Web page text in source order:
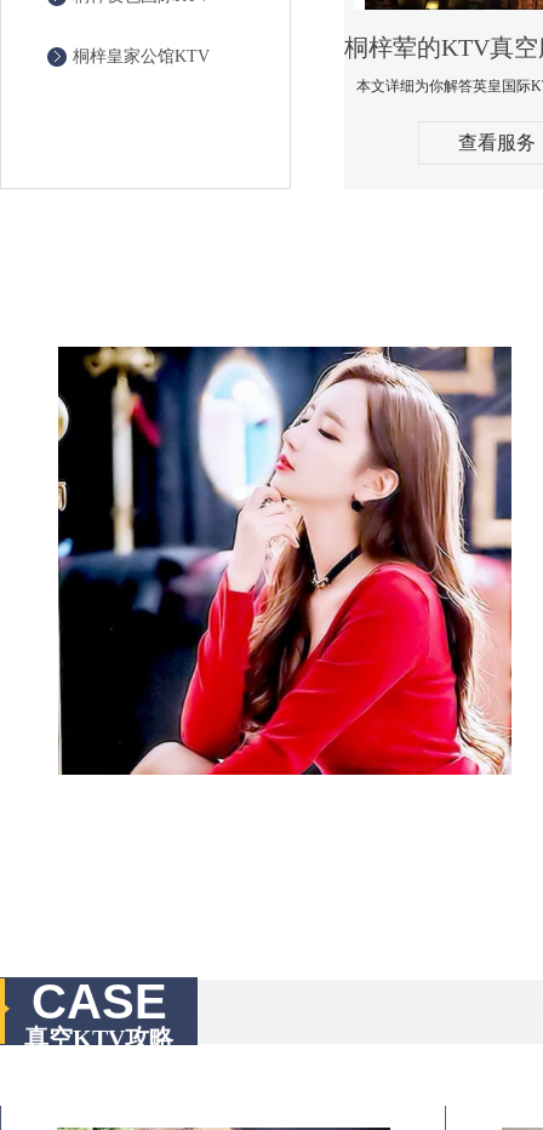
桐梓皇家公馆KTV
查看服务
CASE
真空KTV攻略